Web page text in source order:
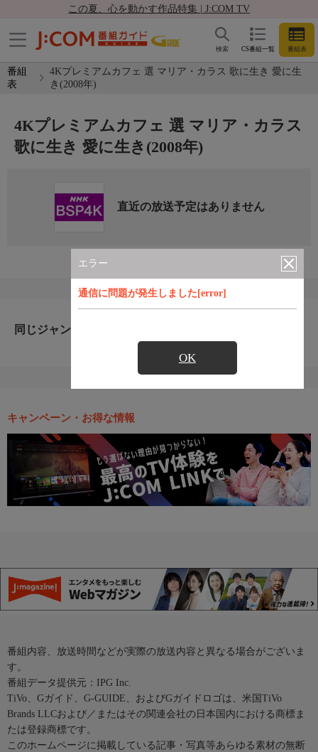
この夏、心を動かす作品特集 | J:COM TV
CS番組一覧 番組表
検索
番組
表
4Kプレミアムカフェ 選 マリア・カラス 歌に生き 愛に生
き(2008年)
エラー
通信に問題が発生しました[error]
OK
4Kプレミアムカフェ 選 マリア・カラス
歌に生き 愛に生き(2008年)
直近の放送予定はありません
同じジャンルのおすすめ番組
キャンペーン・お得な情報
番組内容、放送時間などが実際の放送内容と異なる場合がございま
す。
番組データ提供元：IPG Inc.
TiVo、Gガイド、G-GUIDE、およびGガイドロゴは、米国TiVo
Brands LLCおよび／またはその関連会社の日本国内における商標ま
たは登録商標です。
このホームページに掲載している記事・写真等あらゆる素材の無断